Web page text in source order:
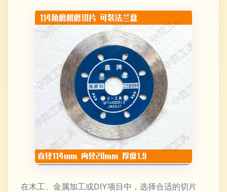
在木工、金属加工或DIY项目中，选择合适的切片